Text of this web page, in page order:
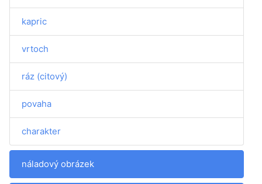
kapric
vrtoch
ráz (citový)
povaha
charakter
náladový obrázek